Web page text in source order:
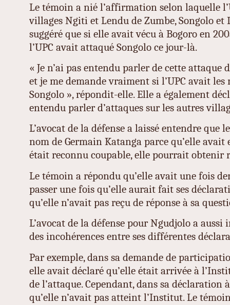
Le témoin a nié l’affirmation selon laquelle
villages Ngiti et Lendu de Zumbe, Songolo et
suggéré que si elle avait vécu à Bogoro en
l’UPC avait attaqué Songolo ce jour-là.
« Je n’ai pas entendu parler de cette attaque
et je me demande vraiment si l’UPC avait les
Songolo », répondit-elle. Elle a également
entendu parler d’attaques sur les autres
L’avocat de la défense a laissé entendre que
nom de Germain Katanga parce qu’elle avait
était reconnu coupable, elle pourrait obtenir
Le témoin a répondu qu’elle avait une fois
passer une fois qu’elle aurait fait ses
qu’elle n’avait pas reçu de réponse à sa
L’avocat de la défense pour Ngudjolo a
des incohérences entre ses différentes
Par exemple, dans sa demande de
elle avait déclaré qu’elle était arrivée à
de l’attaque. Cependant, dans sa déclaration
qu’elle n’avait pas atteint l’Institut. Le